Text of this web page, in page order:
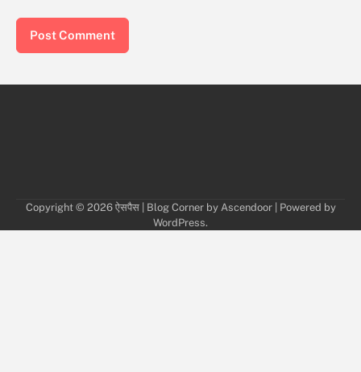
Copyright © 2026 ऐसपैस| Blog Corner by Ascendoor| Powered by
WordPress.